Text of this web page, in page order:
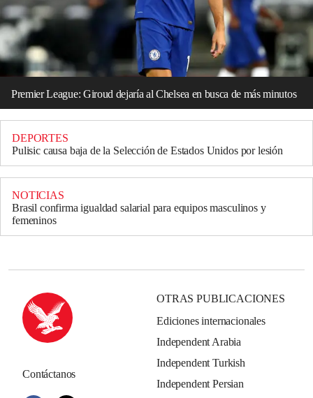
Premier League: Giroud dejaría al Chelsea en busca de más minutos
DEPORTES
Pulisic causa baja de la Selección de Estados Unidos por lesión
NOTICIAS
Brasil confirma igualdad salarial para equipos masculinos y
femeninos
Contáctanos
OTRAS PUBLICACIONES
Ediciones internacionales
Independent Arabia
Independent Turkish
Independent Persian